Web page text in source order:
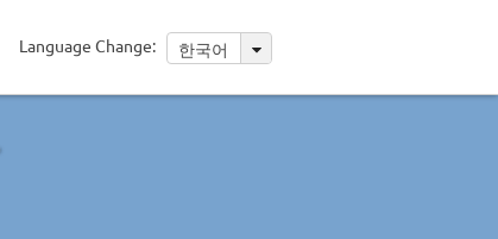
Language Change: 한국어